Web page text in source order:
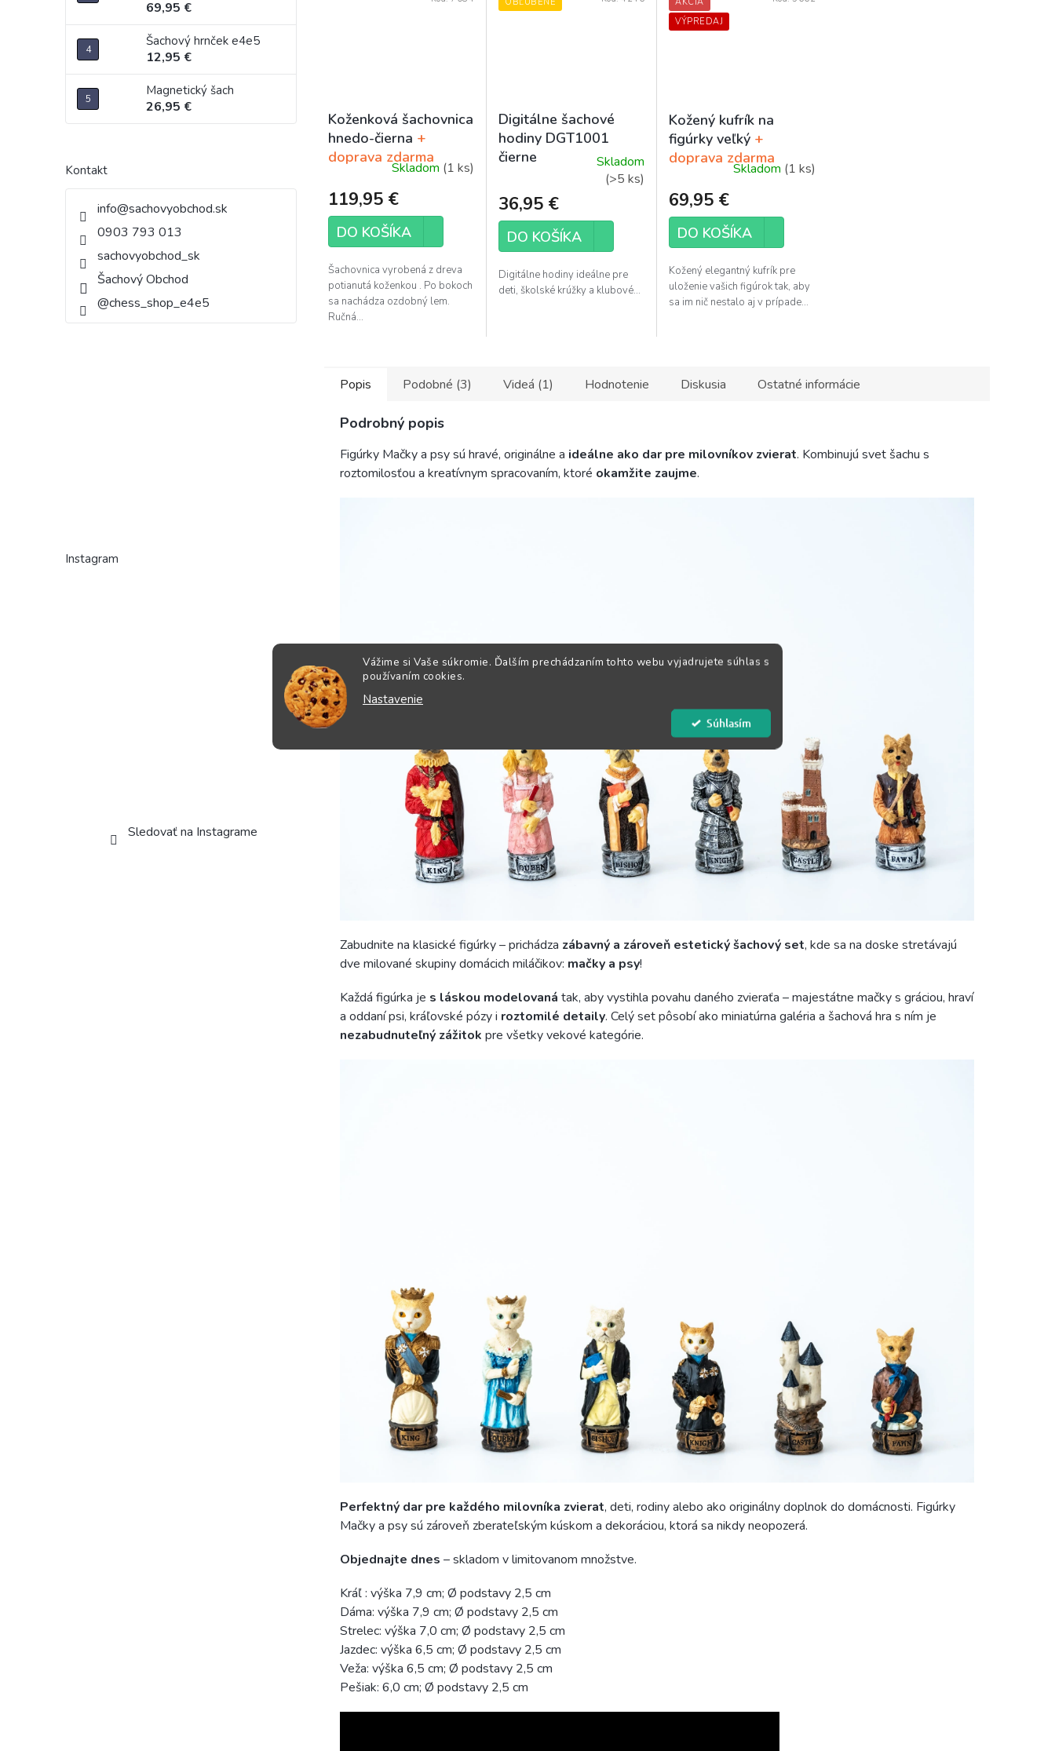
Vážime si Vaše súkromie. Ďalším prechádzaním tohto webu vyjadrujete súhlas s
používaním cookies.
Nastavenie
Súhlasím
69,95 €
Šachový hrnček e4e5
12,95 €
Magnetický šach
26,95 €
Kontakt
info@sachovyobchod.sk
0903 793 013
sachovyobchod_sk
Šachový Obchod
@chess_shop_e4e5
Instagram
Sledovať na Instagrame
Koženková šachovnica
hnedo-čierna +
doprava zdarma
Skladom (1 ks)
119,95 €
DO KOŠÍKA
Šachovnica vyrobená z dreva
potianutá koženkou . Po bokoch
sa nachádza ozdobný lem.
Ručná...
Digitálne šachové
hodiny DGT1001
čierne
produktu
je
5,0
5
hviezdičiek.
Skladom
(>5 ks)
36,95 €
DO KOŠÍKA
Digitálne hodiny ideálne pre
deti, školské krúžky a klubové...
VÝPREDAJ
Kožený kufrík na
figúrky veľký +
doprava zdarma
Skladom (1 ks)
69,95 €
DO KOŠÍKA
Kožený elegantný kufrík pre
uloženie vašich figúrok tak, aby
sa im nič nestalo aj v prípade...
Popis Podobné (3) Videá (1) Hodnotenie Diskusia Ostatné informácie
Podrobný popis
Figúrky Mačky a psy sú hravé, originálne a ideálne ako dar pre milovníkov zvierat. Kombinujú svet šachu s
roztomilosťou a kreatívnym spracovaním, ktoré okamžite zaujme.
Zabudnite na klasické figúrky – prichádza zábavný a zároveň estetický šachový set, kde sa na doske stretávajú
dve milované skupiny domácich miláčikov: mačky a psy!
Každá figúrka je s láskou modelovaná tak, aby vystihla povahu daného zvieraťa – majestátne mačky s gráciou, hraví
a oddaní psi, kráľovské pózy i roztomilé detaily. Celý set pôsobí ako miniatúrna galéria a šachová hra s ním je
nezabudnuteľný zážitok pre všetky vekové kategórie.
Perfektný dar pre každého milovníka zvierat, deti, rodiny alebo ako originálny doplnok do domácnosti. Figúrky
Mačky a psy sú zároveň zberateľským kúskom a dekoráciou, ktorá sa nikdy neopozerá.
Objednajte dnes – skladom v limitovanom množstve.
Kráľ : výška 7,9 cm; Ø podstavy 2,5 cm
Dáma: výška 7,9 cm; Ø podstavy 2,5 cm
Strelec: výška 7,0 cm; Ø podstavy 2,5 cm
Jazdec: výška 6,5 cm; Ø podstavy 2,5 cm
Veža: výška 6,5 cm; Ø podstavy 2,5 cm
Pešiak: 6,0 cm; Ø podstavy 2,5 cm